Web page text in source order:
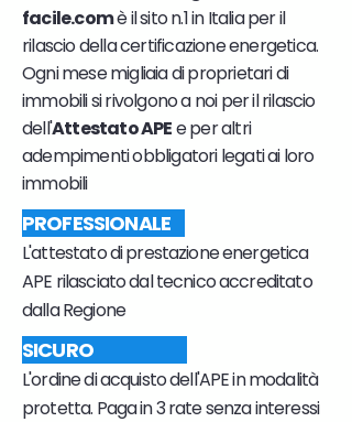
facile.comè il sito n.1 in Italia per il
rilascio della certificazione energetica.
Ogni mese migliaia di proprietari di
immobili si rivolgono a noi per il rilascio
dell'Attestato APEe per altri
adempimenti obbligatori legati ai loro
immobili
PROFESSIONALE
L'attestato di prestazione energetica
APE rilasciato dal tecnico accreditato
dalla Regione
SICURO
L'ordine di acquisto dell'APE in modalità
protetta. Paga in 3 rate senza interessi